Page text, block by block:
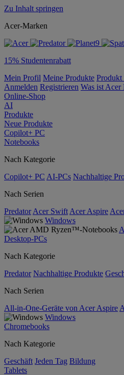
Zu Inhalt springen
Acer-Marken
15% Studentenrabatt
Mein Profil Meine Produkte Produkt
Anmelden Registrieren Was ist Acer
Online-Shop
AI
Produkte
Neue Produkte
Copilot+ PC
Notebooks
Nach Kategorie
Copilot+ PC AI-PCs Nachhaltige
Nach Serien
Predator Acer Swift Acer Aspire
Windows
Desktop-PCs
Nach Kategorie
Predator Nachhaltige Produkte
Nach Serien
All-in-One-Geräte von Acer Aspire
Windows
Chromebooks
Nach Kategorie
Geschäft Jeden Tag Bildung
Tablets